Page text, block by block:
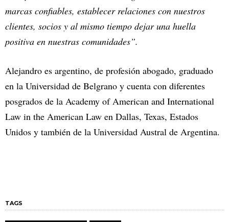
marcas confiables, establecer relaciones con nuestros
clientes, socios y al mismo tiempo dejar una huella
positiva en nuestras comunidades”.
Alejandro es argentino, de profesión abogado, graduado
en la Universidad de Belgrano y cuenta con diferentes
posgrados de la Academy of American and International
Law in the American Law en Dallas, Texas, Estados
Unidos y también de la Universidad Austral de Argentina.
TAGS